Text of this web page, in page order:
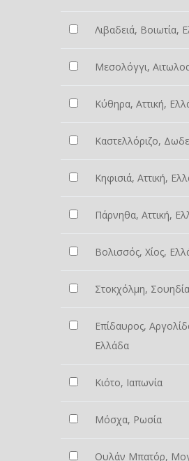
Λιβαδειά, Βοιωτία,
Μεσολόγγι,
Κύθηρα, Αττική,
Καστελλόριζο,
Κηφισιά, Αττική,
Πάρνηθα, Αττική,
Βολισσός, Χίος,
Στοκχόλμη, Σουηδία
Επίδαυρος,
Ελλάδα
Κιότο, Ιαπωνία
Μόσχα, Ρωσία
Ουλάν Μπατόρ,